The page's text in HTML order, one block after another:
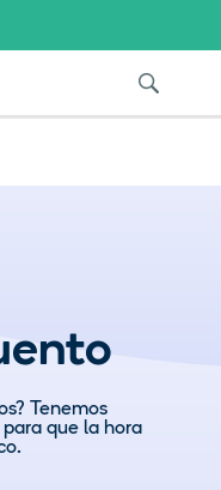
Tenemos
que la hora